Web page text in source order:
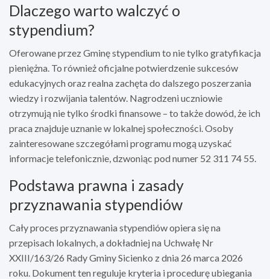
Dlaczego warto walczyć o
stypendium?
Oferowane przez Gminę stypendium to nie tylko gratyfikacja
pieniężna. To również oficjalne potwierdzenie sukcesów
edukacyjnych oraz realna zachęta do dalszego poszerzania
wiedzy i rozwijania talentów. Nagrodzeni uczniowie
otrzymują nie tylko środki finansowe – to także dowód, że ich
praca znajduje uznanie w lokalnej społeczności. Osoby
zainteresowane szczegółami programu mogą uzyskać
informacje telefonicznie, dzwoniąc pod numer 52 311 74 55.
Podstawa prawna i zasady
przyznawania stypendiów
Cały proces przyznawania stypendiów opiera się na
przepisach lokalnych, a dokładniej na Uchwałę Nr
XXIII/163/26 Rady Gminy Sicienko z dnia 26 marca 2026
roku. Dokument ten reguluje kryteria i procedurę ubiegania